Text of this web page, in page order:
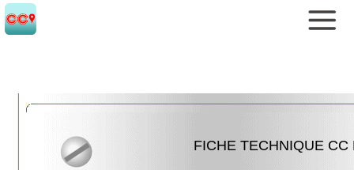
FICHE TECHNIQUE CC